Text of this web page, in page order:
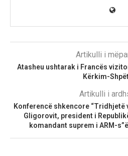
Artikulli i
Atasheu ushtarak i Francës
Kërkim-
Artikulli i
Konferencë shkencore “Tridhjetë
Gligorovit, president i
komandant suprem i ARM-